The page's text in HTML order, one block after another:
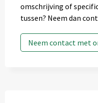
omschrijving of
tussen? Neem dan
Neem contact met